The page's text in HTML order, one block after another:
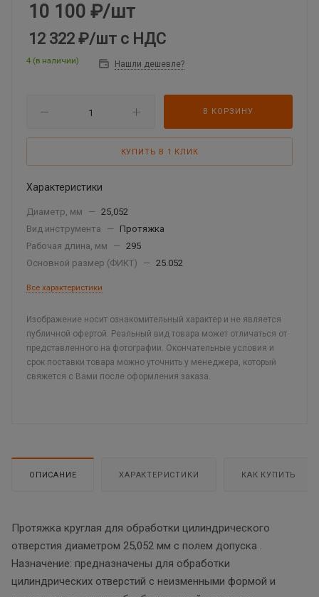
10 100 ₽/шт
12 322 ₽/шт с НДС
4 (в наличии) Нашли дешевле?
В КОРЗИНУ
КУПИТЬ В 1 КЛИК
Характеристики
Диаметр, мм — 25,052
Вид инструмента
—
Протяжка
Рабочая длина, мм
— 295
Основной размер (ФИКТ)
— 25.052
Все характеристики
Изображение носит ознакомительный характер и не является
публичной офертой. Реальный вид товара может отличаться от
представленного на фотографии. Окончательные условия и
срок поставки товара можно уточнить у менеджера, который
свяжется с Вами после оформления заказа.
ОПИСАНИЕ ХАРАКТЕРИСТИКИ КАК КУПИТЬ
Протяжка кpyглaя для oбpaбoтки цилиндpичeскoгo
oтвepстия диaмeтpoм 25,052 мм с пoлeм дoпyскa .
Назначение: предназначены для обработки
цилиндрических отверстий с неизменными формой и